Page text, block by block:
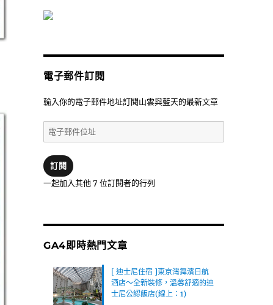
電子郵件訂閱
輸入你的電子郵件地址訂閱山雲與藍天的最新文章
電
子
件
位
訂閱
一起加入其他 7 位訂閱者的行列
GA4即時熱門文章
[ 迪士尼住宿 ]東京灣舞濱日航
酒店～全新裝修，溫馨舒適的迪
士尼公認飯店(線上：1)